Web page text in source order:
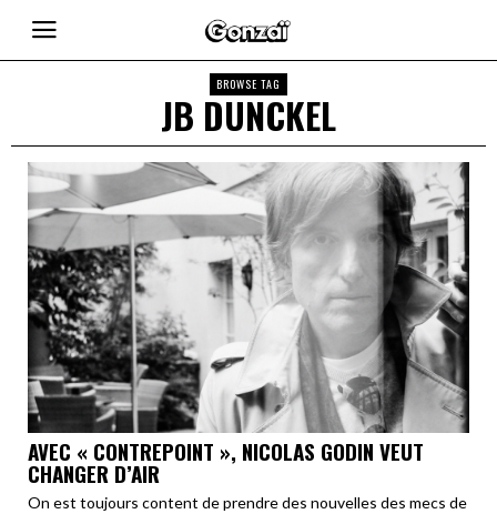
BROWSE TAG
JB DUNCKEL
AVEC « CONTREPOINT », NICOLAS GODIN VEUT
CHANGER D’AIR
On est toujours content de prendre des nouvelles des mecs de